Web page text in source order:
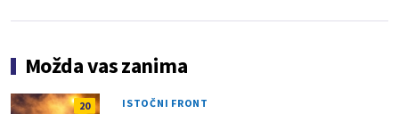
Možda vas zanima
20 ISTOČNI FRONT